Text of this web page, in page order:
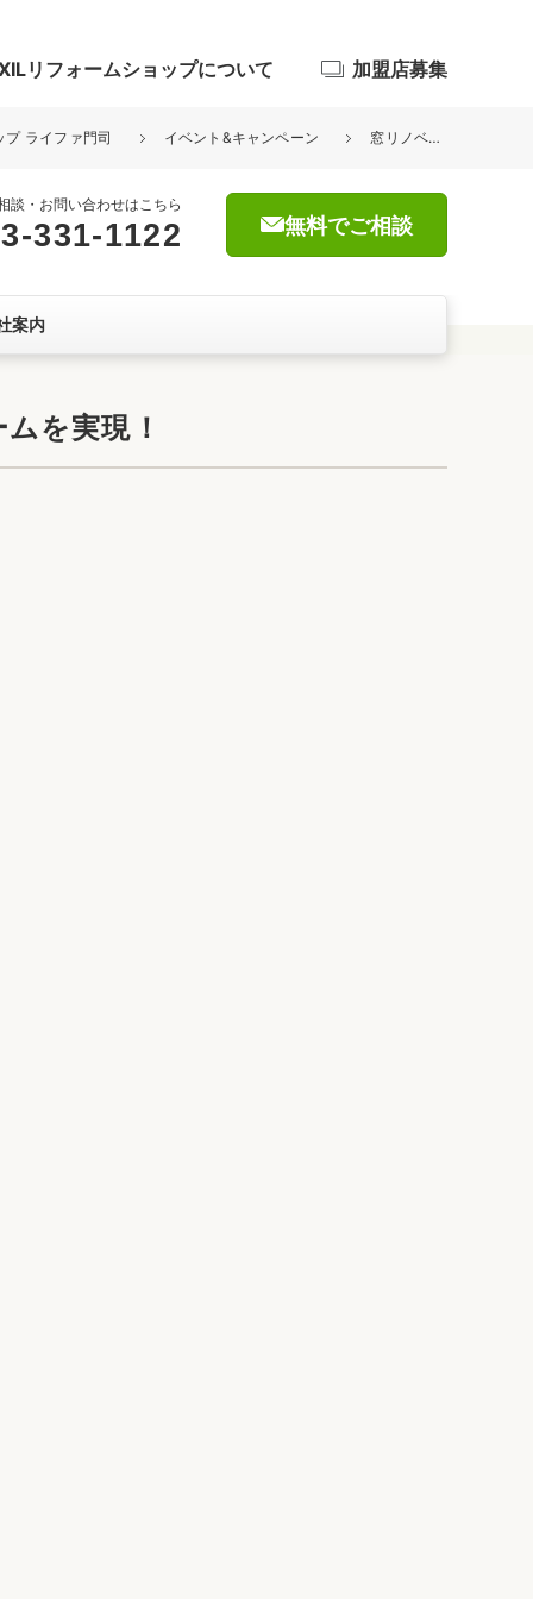
リフォームショップについて
ン
加盟店募集
ライファ門司 イベント&キャンペーン 窓リノベで家も財布もホットに！2024年ダブル補助金でお得なリフォームを実現！
談・お問い合わせはこちら
331-1122 無料でご相談
案内
を実現！